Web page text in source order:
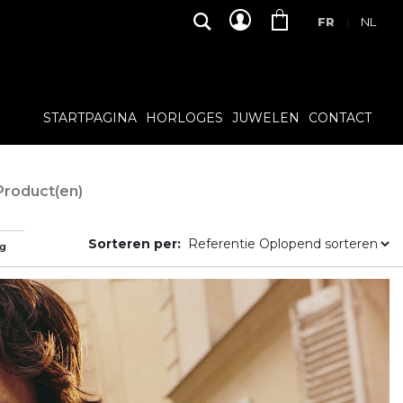
FR | NL
STARTPAGINA HORLOGES JUWELEN CONTACT
Sorteren per: